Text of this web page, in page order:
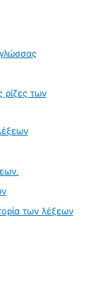
ρίζες των
των λέξεων